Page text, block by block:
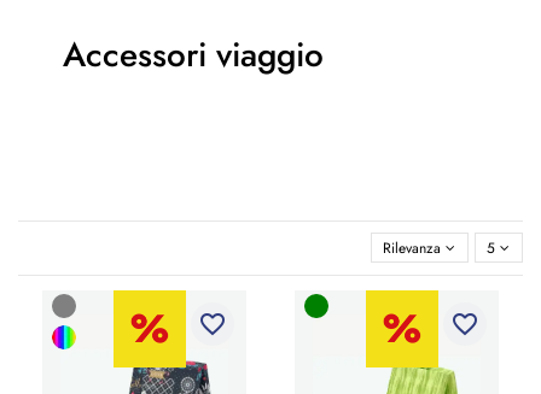
Accessori viaggio
Rilevanza 5
favorite_border favorite_border